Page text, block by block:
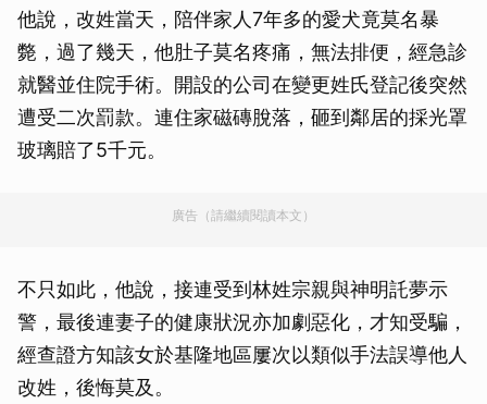
他說，改姓當天，陪伴家人7年多的愛犬竟莫名暴
斃，過了幾天，他肚子莫名疼痛，無法排便，經急診
就醫並住院手術。開設的公司在變更姓氏登記後突然
遭受二次罰款。連住家磁磚脫落，砸到鄰居的採光罩
玻璃賠了5千元。
廣告（請繼續閱讀本文）
不只如此，他說，接連受到林姓宗親與神明託夢示
警，最後連妻子的健康狀況亦加劇惡化，才知受騙，
經查證方知該女於基隆地區屢次以類似手法誤導他人
改姓，後悔莫及。